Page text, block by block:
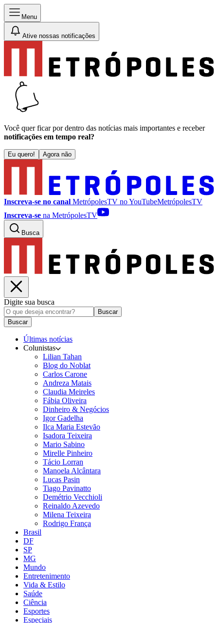
Menu
Ative nossas notificações
Você quer ficar por dentro das notícias mais importantes e receber
notificações em tempo real?
Eu quero! Agora não
Inscreva-se no canal MetrópolesTV noYouTubeMetrópolesTV
Inscreva-se na MetrópolesTV
Busca
Digite sua busca
Buscar
Buscar
Últimas notícias
Colunistas
Lilian Tahan
Blog do Noblat
Carlos Carone
Andreza Matais
Claudia Meireles
Fábia Oliveira
Dinheiro & Negócios
Igor Gadelha
Ilca Maria Estevão
Isadora Teixeira
Mario Sabino
Mirelle Pinheiro
Tácio Lorran
Manoela Alcântara
Lucas Pasin
Tiago Pavinatto
Demétrio Vecchioli
Reinaldo Azevedo
Milena Teixeira
Rodrigo França
Brasil
DF
SP
MG
Mundo
Entretenimento
Vida & Estilo
Saúde
Ciência
Esportes
Especiais